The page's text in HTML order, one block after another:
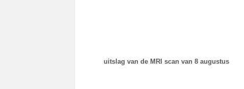
uitslag van de MRI scan van 8 augustus